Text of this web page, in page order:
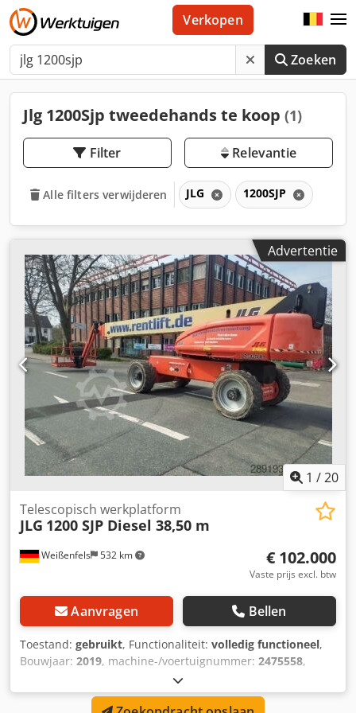
Zoeken
Verkopen
Jlg 1200Sjp tweedehands te koop (1)
Filter Relevantie
Alle filters verwijderen JLG 1200SJP
Advertentie
1 /20
Weißenfels 532 km
Telescopisch werkplatform
JLG 1200 SJP Diesel 38,50 m
€ 102.000
Vaste prijs excl. btw
Aanvragen Bellen
Toestand: gebruikt, Functionaliteit: volledig functioneel,
Bouwjaar: 2019, machine-/voertuignummer: 2475558,
55,9 kW (76,00 pk), draagvermogen:
hefhoogte:36.580 mm, platformlengte:2.440 mm,